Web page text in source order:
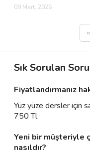
09 Mart, 2026
«
Sık Sorulan
Fiyatlandırmanız
Yüz yüze dersler için
750 Tl
Yeni bir müşteriyle
nasıldır?